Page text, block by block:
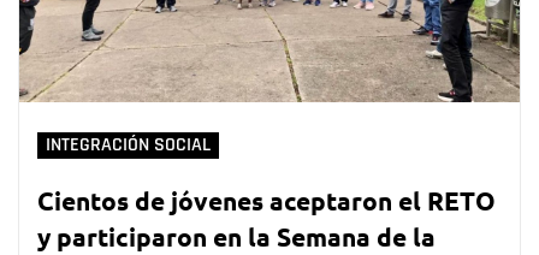
INTEGRACIÓN SOCIAL
Cientos de jóvenes aceptaron el RETO
y participaron en la Semana de la